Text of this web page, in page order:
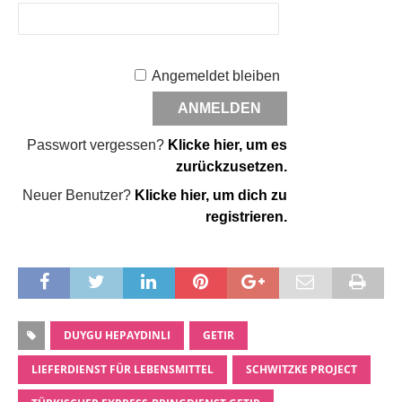
Angemeldet bleiben
Passwort vergessen? Klicke hier, um es
zurückzusetzen.
Neuer Benutzer? Klicke hier, um dich zu
registrieren.
DUYGU HEPAYDINLI GETIR
LIEFERDIENST FÜR LEBENSMITTEL SCHWITZKE PROJECT